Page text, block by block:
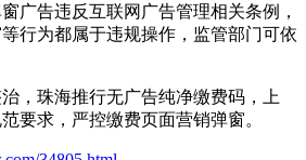
广告违反互联网广告管理相关条例，
行为都属于违规操作，监管部门可依
，珠海推行无广告纯净缴费码，上
要求，严控缴费页面营销弹窗。